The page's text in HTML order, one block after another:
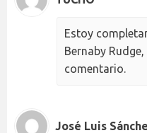
Estoy
Bernaby
comentario.
José Luis